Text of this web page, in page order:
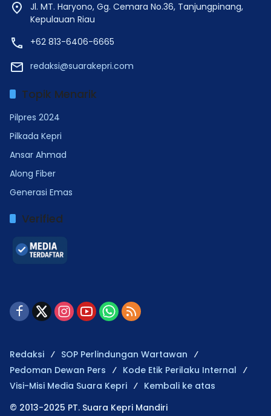
Jl. MT. Haryono, Gg. Cemara No.36, Tanjungpinang,
Kepulauan Riau
+62 813-6406-6665
redaksi@suarakepri.com
Topik Menarik
Pilpres 2024
Pilkada Kepri
Ansar Ahmad
Along Fiber
Generasi Emas
Verified
Redaksi
SOP Perlindungan Wartawan
Pedoman Dewan Pers
Kode Etik Perilaku Internal
Visi-Misi Media Suara Kepri
Kembali ke atas
© 2013-2025 PT. Suara Kepri Mandiri